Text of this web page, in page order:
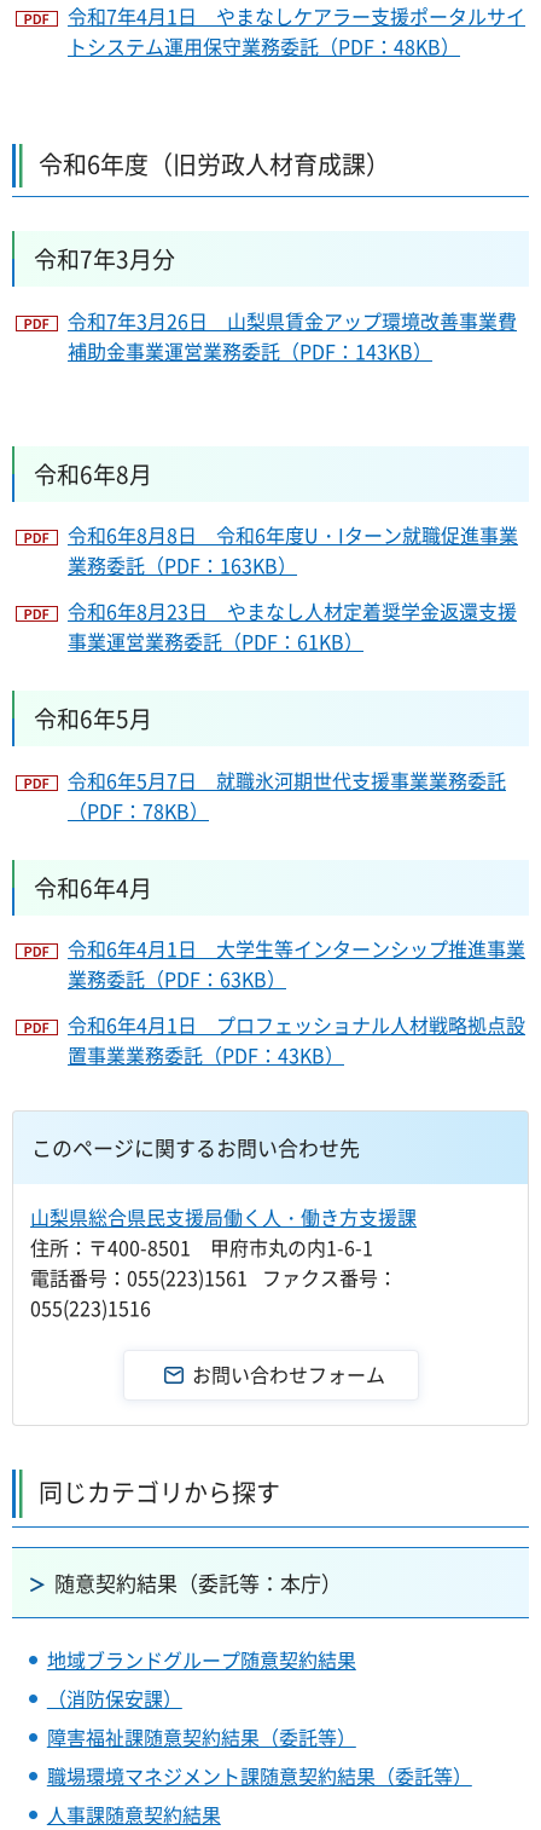
令和7年4月1日 やまなしケアラー支援ポータルサイ
トシステム運用保守業務委託（PDF：48KB）
令和6年度（旧労政人材育成課）
令和7年3月分
令和7年3月26日 山梨県賃金アップ環境改善事業費
補助金事業運営業務委託（PDF：143KB）
令和6年8月
令和6年8月8日 令和6年度U・Iターン就職促進事業
業務委託（PDF：163KB）
令和6年8月23日 やまなし人材定着奨学金返還支援
事業運営業務委託（PDF：61KB）
令和6年5月
令和6年5月7日 就職氷河期世代支援事業業務委託
（PDF：78KB）
令和6年4月
令和6年4月1日 大学生等インターンシップ推進事業
業務委託（PDF：63KB）
令和6年4月1日 プロフェッショナル人材戦略拠点設
置事業業務委託（PDF：43KB）
このページに関するお問い合わせ先
山梨県総合県民支援局働く人・働き方支援課
住所：〒400-8501 甲府市丸の内1-6-1
電話番号：055(223)1561 ファクス番号：
055(223)1516
同じカテゴリから探す
随意契約結果（委託等：本庁）
地域ブランドグループ随意契約結果
（消防保安課）
障害福祉課随意契約結果（委託等）
職場環境マネジメント課随意契約結果（委託等）
人事課随意契約結果